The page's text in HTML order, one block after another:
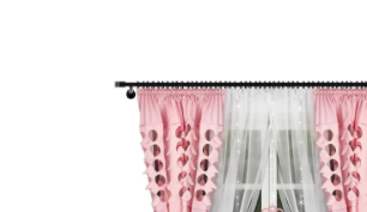
0,0
z
5
hvězdiček.